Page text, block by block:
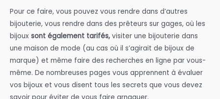
Pour ce faire, vous pouvez vous rendre dans d’autres
bijouterie, vous rendre dans des prêteurs sur gages, où les
bijoux sont également tarifés, visiter une bijouterie dans
une maison de mode (au cas où il s’agirait de bijoux de
marque) et même faire des recherches en ligne par vous-
même. De nombreuses pages vous apprennent à évaluer
vos bijoux et vous disent tous les secrets que vous devez